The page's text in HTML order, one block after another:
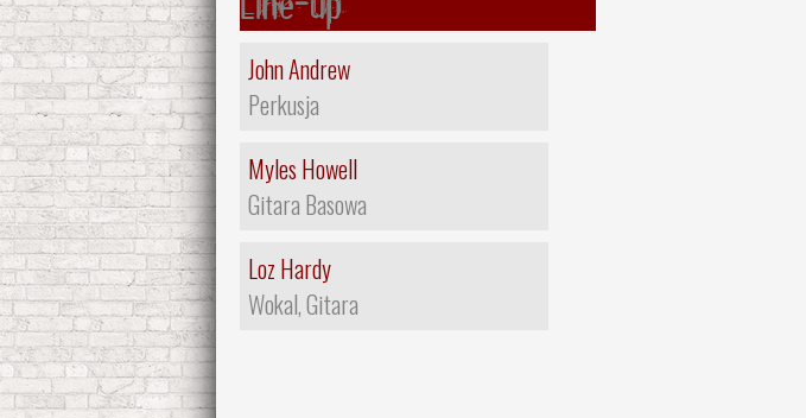
John Andrew
Perkusja
Myles Howell
Gitara Basowa
Loz Hardy
Wokal, Gitara